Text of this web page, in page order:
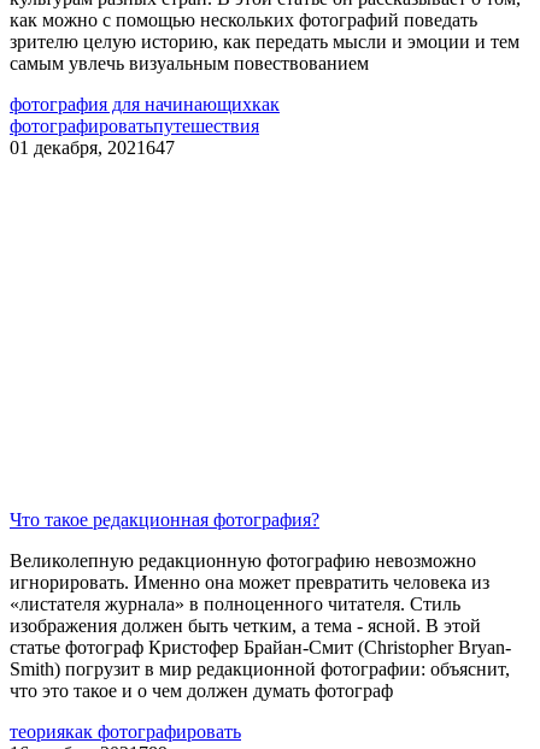
как можно с помощью нескольких фотографий поведать
зрителю целую историю, как передать мысли и эмоции и тем
самым увлечь визуальным повествованием
фотография для начинающихкак
фотографироватьпутешествия
01 декабря, 2021647
Что такое редакционная фотография?
Великолепную редакционную фотографию невозможно
игнорировать. Именно она может превратить человека из
«листателя журнала» в полноценного читателя. Стиль
изображения должен быть четким, а тема - ясной. В этой
статье фотограф Кристофер Брайан-Смит (Christopher Bryan-
Smith) погрузит в мир редакционной фотографии: объяснит,
что это такое и о чем должен думать фотограф
теориякак фотографировать